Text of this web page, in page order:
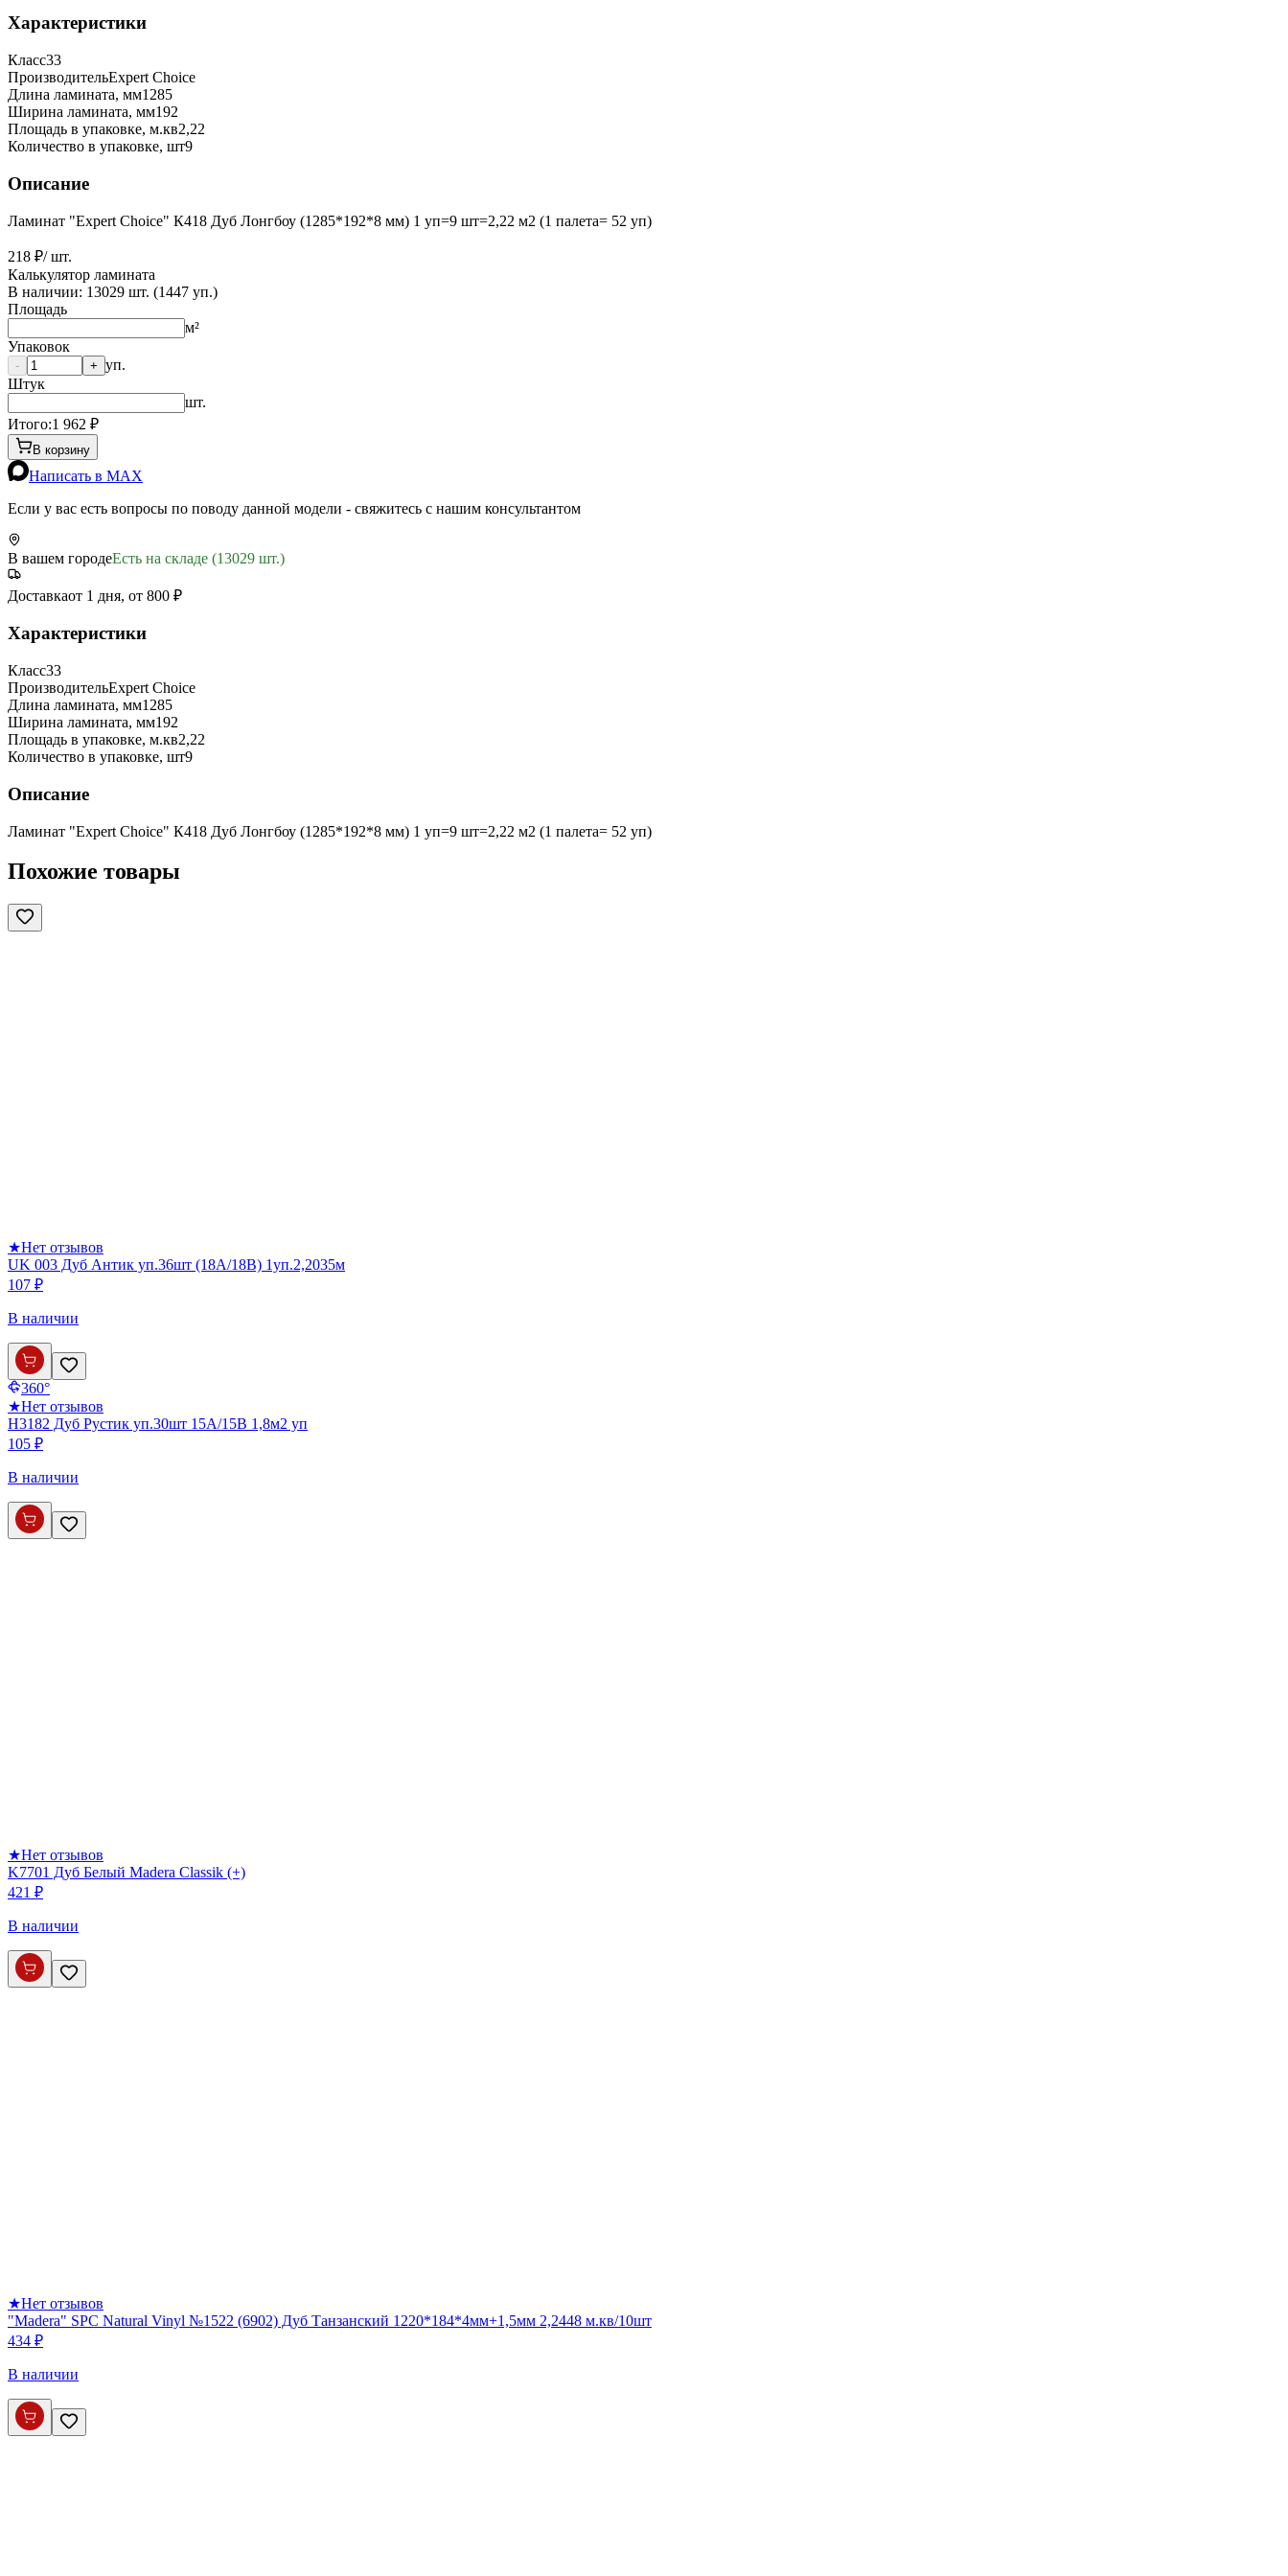
Характеристики
Класс33
ПроизводительExpert Choice
Длина ламината, мм1285
Ширина ламината, мм192
Площадь в упаковке, м.кв2,22
Количество в упаковке, шт9
Описание
Ламинат "Expert Choice" К418 Дуб Лонгбоу (1285*192*8 мм) 1 уп=9 шт=2,22 м2 (1 палета= 52 уп)
218 ₽/ шт.
Калькулятор ламината
В наличии: 13029 шт. (1447 уп.)
Площадь
м²
Упаковок
- + уп.
Штук
шт.
Итого:1 962 ₽
В корзину
Написать в MAX
Если у вас есть вопросы по поводу данной модели - свяжитесь с нашим консультантом
В вашем городеЕсть на складе (13029 шт.)
Доставкаот 1 дня, от 800 ₽
Характеристики
Класс33
ПроизводительExpert Choice
Длина ламината, мм1285
Ширина ламината, мм192
Площадь в упаковке, м.кв2,22
Количество в упаковке, шт9
Описание
Ламинат "Expert Choice" К418 Дуб Лонгбоу (1285*192*8 мм) 1 уп=9 шт=2,22 м2 (1 палета= 52 уп)
Похожие товары
★Нет отзывов
UK 003 Дуб Антик уп.36шт (18А/18В) 1уп.2,2035м
107 ₽
В наличии
360°
★Нет отзывов
Н3182 Дуб Рустик уп.30шт 15А/15В 1,8м2 уп
105 ₽
В наличии
★Нет отзывов
K7701 Дуб Белый Madera Classik (+)
421 ₽
В наличии
★Нет отзывов
"Madera" SPC Natural Vinyl №1522 (6902) Дуб Танзанский 1220*184*4мм+1,5мм 2,2448 м.кв/10шт
434 ₽
В наличии